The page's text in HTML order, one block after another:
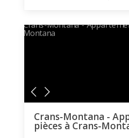
Crans-Montana -
pièces à Crans-